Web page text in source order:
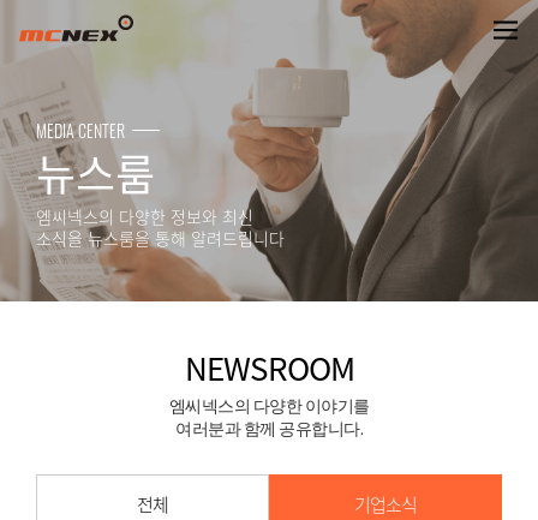
NEWSROOM
MEDIA CENTER
뉴스룸
엠씨넥스의 다양한 정보와 최신
소식을 뉴스룸을 통해 알려드립니다
NEWSROOM
엠씨넥스의 다양한 이야기를
여러분과 함께 공유합니다.
전체 기업소식